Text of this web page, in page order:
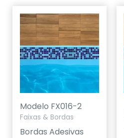
Modelo FX016-2
Faixas & Bordas
Bordas Adesivas